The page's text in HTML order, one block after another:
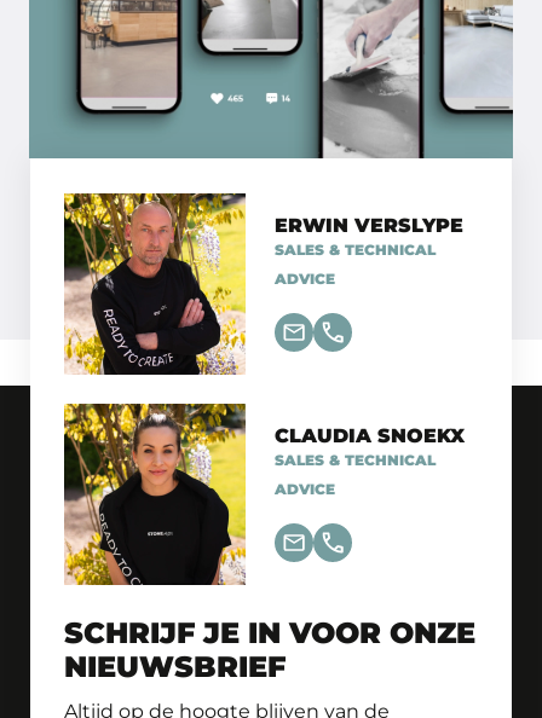
ERWIN VERSLYPE
SALES & TECHNICAL
ADVICE
CLAUDIA SNOEKX
SALES & TECHNICAL
ADVICE
SCHRIJF JE IN VOOR ONZE
NIEUWSBRIEF
Altijd op de hoogte blijven van de